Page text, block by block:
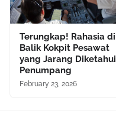
Terungkap! Rahasia di
Balik Kokpit Pesawat
yang Jarang Diketahui
Penumpang
February 23, 2026